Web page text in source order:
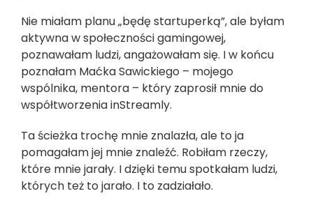
Nie miałam planu „będę startuperką”, ale byłam
aktywna w społeczności gamingowej,
poznawałam ludzi, angażowałam się. I w końcu
poznałam Maćka Sawickiego – mojego
wspólnika, mentora – który zaprosił mnie do
współtworzenia inStreamly.
Ta ścieżka trochę mnie znalazła, ale to ja
pomagałam jej mnie znaleźć. Robiłam rzeczy,
które mnie jarały. I dzięki temu spotkałam ludzi,
których też to jarało. I to zadziałało.